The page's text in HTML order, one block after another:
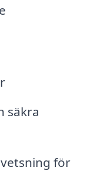
säkra
för